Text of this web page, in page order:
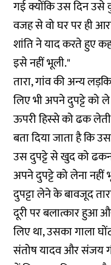
गई क्योंकि उस दिन
वजह से वो घर पर ही
शांति ने याद करते हुए
इसे नहीं भूली."
तारा, गांव की अन्य
लिए भी अपने दुपट्टे को
ऊपरी हिस्से को ढक लेती
बता दिया जाता है कि
उस दुपट्टे से खुद को
अपने दुपट्टे को लेना नहीं
दुपट्टा लेने के बावजूद
दूरी पर बलात्कार हुआ
लिए था, उसका गाला
संतोष यादव और संजय